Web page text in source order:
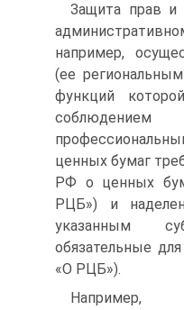
Защита прав и
например,
(ее
функций
ценных бумаг
РФ о ценных
РЦБ») и
указанным
обязательные
«О РЦБ»).